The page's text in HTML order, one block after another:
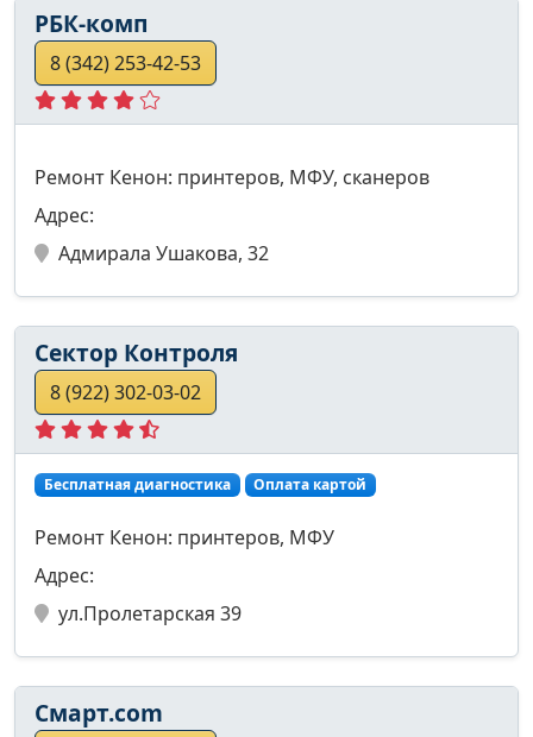
РБК-комп
8 (342) 253-42-53
Ремонт Кенон: принтеров, МФУ, сканеров
Адрес:
Адмирала Ушакова, 32
Сектор Контроля
8 (922) 302-03-02
Бесплатная диагностика Оплата картой
Ремонт Кенон: принтеров, МФУ
Адрес:
ул.Пролетарская 39
Смарт.com